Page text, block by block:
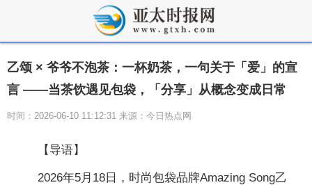
乙颂 × 爷爷不泡茶：一杯奶茶，一句关于「爱」的宣
言 ——当茶饮遇见包袋，「分享」从概念变成日常
时间：2026-06-10 11:12:31 来源：今日热点网
【导语】
2026年5月18日，时尚包袋品牌Amazing Song乙